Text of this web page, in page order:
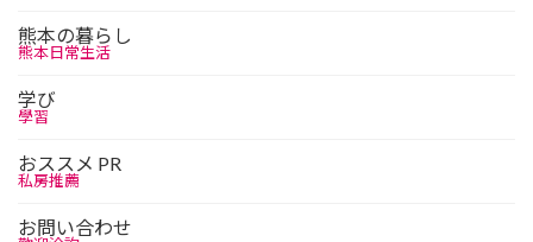
熊本の暮らし
熊本日常生活
学び
學習
おススメ PR
私房推薦
お問い合わせ